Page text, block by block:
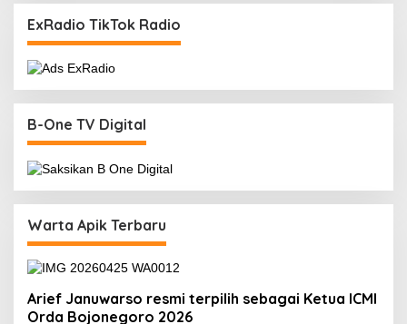
ExRadio TikTok Radio
B-One TV Digital
Warta Apik Terbaru
Arief Januwarso resmi terpilih sebagai Ketua ICMI
Orda Bojonegoro 2026